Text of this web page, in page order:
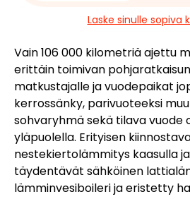
Laske sinulle sopiva
Vain 106 000 kilometriä ajettu
erittäin toimivan
matkustajalle ja vuodepaikat
kerrossänky, parivuoteeksi
sohvaryhmä sekä tilava vuode
yläpuolella. Erityisen
nestekiertolämmitys kaasulla
täydentävät sähköinen
lämminvesiboileri ja eristetty